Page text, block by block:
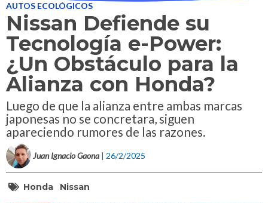
AUTOS ECOLÓGICOS
Nissan Defiende su
Tecnología e-Power:
¿Un Obstáculo para la
Alianza con Honda?
Luego de que la alianza entre ambas marcas
japonesas no se concretara, siguen
apareciendo rumores de las razones.
Juan Ignacio Gaona | 26/2/2025
Honda Nissan